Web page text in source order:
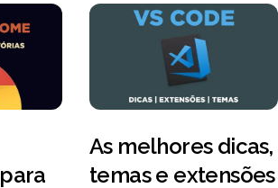
As melhores dicas,
temas e extensões